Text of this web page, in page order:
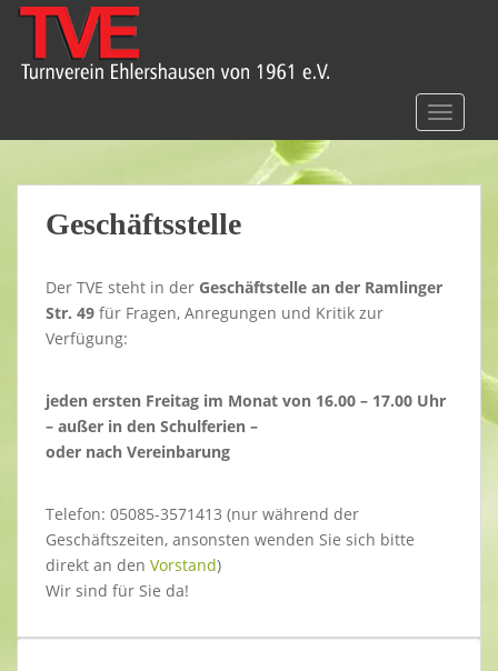
o
Geschäftsstelle
Der TVE steht in der Geschäftstelle an der Ramlinger
Str. 49 für Fragen, Anregungen und Kritik zur
Verfügung:
jeden ersten Freitag im Monat von 16.00 – 17.00 Uhr
– außer in den Schulferien –
oder nach Vereinbarung
Telefon: 05085-3571413 (nur während der
Geschäftszeiten, ansonsten wenden Sie sich bitte
direkt an den Vorstand)
Wir sind für Sie da!